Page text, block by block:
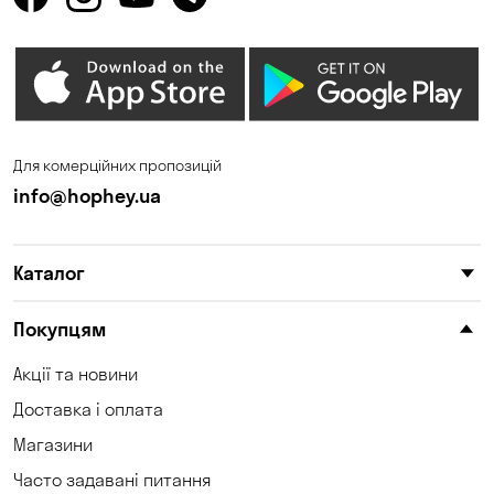
Для комерційних пропозицій
info@hophey.ua
Каталог
Покупцям
Акції та новини
Доставка і оплата
Магазини
Часто задавані питання